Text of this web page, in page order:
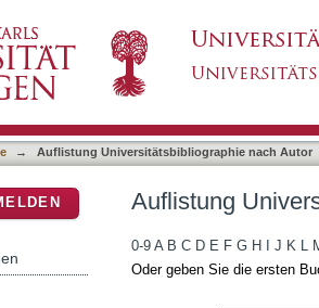
→ Auflistung Universitätsbibliographie nach Autor
Auflistung
0-9 A B C D E F G H J K L
Oder geben Sie die ersten